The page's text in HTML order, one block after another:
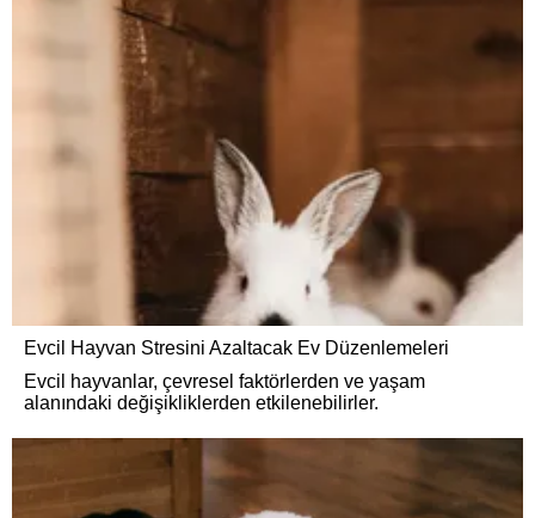
Evcil Hayvan Stresini Azaltacak Ev Düzenlemeleri
Evcil hayvanlar, çevresel faktörlerden ve yaşam
alanındaki değişikliklerden etkilenebilirler.